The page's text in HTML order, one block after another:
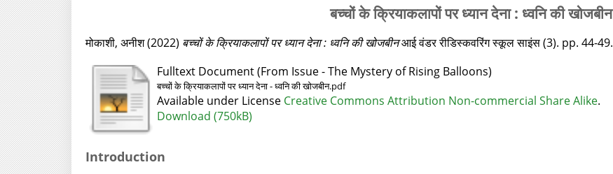
बच्चों के क्रियाकलापों पर ध्यान देना : ध्वनि की खोजबीन
मोकाशी, अनीश(2022) बच्चों के क्रियाकलापों पर ध्यान देना : ध्वनि की खोजबीनआई वंडर रीडिस्‍कवरिंग स्‍कूल साइंस (3). pp. 44-49.
Fulltext Document (From Issue - The Mystery of Rising Balloons)
बच्चों के क्रियाकलापों पर ध्यान देना - ध्वनि की खोजबीन.pdf
Available under License Creative Commons Attribution Non-commercial Share Alike.
Download (750kB)
Introduction